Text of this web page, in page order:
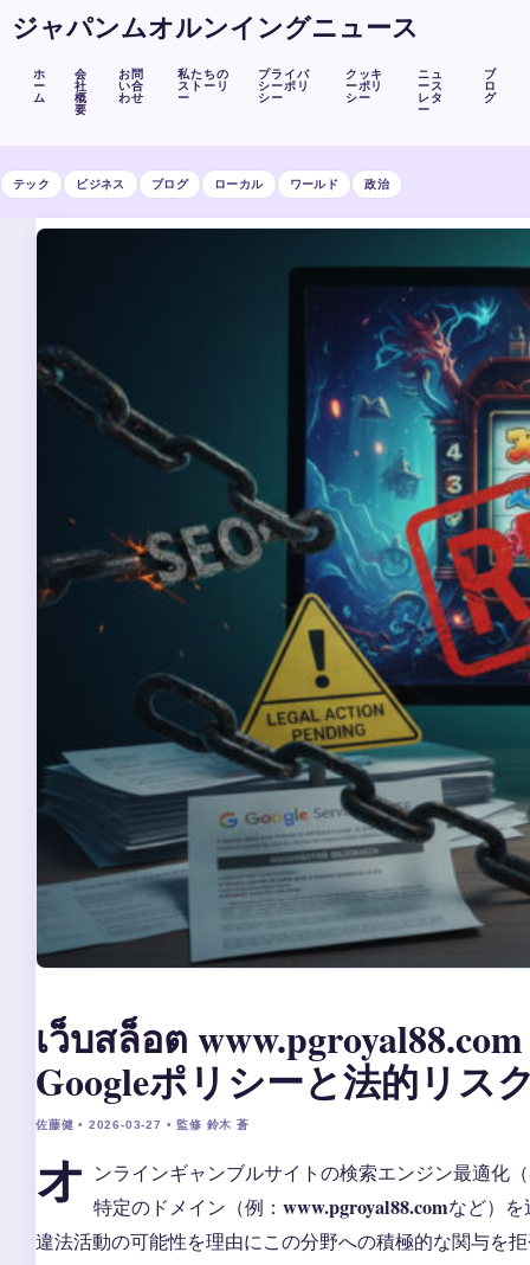
ジャパンムオルンイングニュース
ホ
ー
ム
会
社
概
要
お問
い合
わせ
私たちの
ストーリ
ー
プライバ
シーポリ
シー
クッキ
ーポリ
シー
ニュ
ース
レタ
ー
ブ
ロ
グ
テック ビジネス ブログ ローカル ワールド 政治
เว็บสล็อต
Googleポリシーと法的リス
佐藤健 • 2026-03-27 • 監修 鈴木 蒼
オ ンラインギャンブルサイトの検索エンジン最適化
特定のドメイン（例： www.pgroyal88.comなど）
違法活動の可能性を理由にこの分野への積極的な関与を